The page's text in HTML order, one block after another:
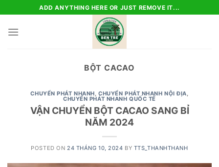
to
content
ADD ANYTHING HERE OR JUST REMOVE IT...
BỘT CACAO
CHUYỂN PHÁT NHANH,CHUYỂN PHÁT NHANH NỘI ĐỊA,
CHUYỂN PHÁT NHANH QUỐC TẾ
VẬN CHUYỂN BỘT CACAO SANG BỈ
NĂM 2024
POSTED ON 24 THÁNG 10, 2024 BY TTS_THANHTHANH